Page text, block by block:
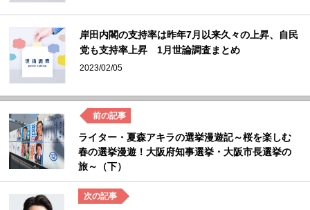
岸田内閣の支持率は昨年7月以来久々の上昇、自民
党も支持率上昇 1月世論調査まとめ
2023/02/05
ライター・夏森アキラの選挙漫遊記～桜を楽しむ
春の選挙漫遊！大阪府知事選挙・大阪市長選挙の
旅～（下）